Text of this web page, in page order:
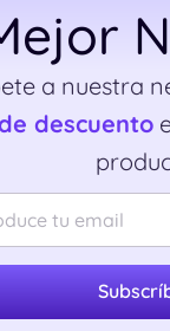
a nuestra
descuento